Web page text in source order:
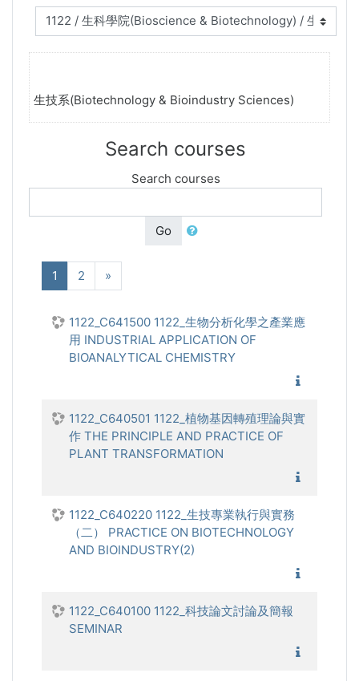
生技系(Biotechnology & Bioindustry Sciences)
Search courses
Search courses
Go
1 (current)
2 »
1122_C641500 1122_生物分析化學之產業應
用 INDUSTRIAL APPLICATION OF
BIOANALYTICAL CHEMISTRY
1122_C640501 1122_植物基因轉殖理論與實
作 THE PRINCIPLE AND PRACTICE OF
PLANT TRANSFORMATION
1122_C640220 1122_生技專業執行與實務
（二） PRACTICE ON BIOTECHNOLOGY
AND BIOINDUSTRY(2)
1122_C640100 1122_科技論文討論及簡報
SEMINAR